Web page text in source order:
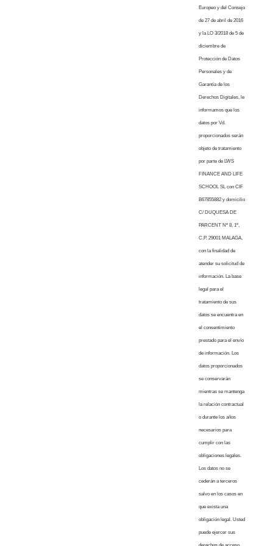
Europeo y del Consejo
de 27 de abril de 2016
y la LO 3/2018 de 5 de
diciembre de
Protección de Datos
Personales y de
Garantía de los
Derechos Digitales, le
informamos que los
datos por Vd.
proporcionados serán
objeto de tratamiento
por parte de LWS
FINANCE AND LIFE
SCHOOL SL con CIF
B67855882 y domicilio
C/ DUQUESA DE
PARCENT Nº 8, 1º,
C.P. 29001 MALAGA,
con la finalidad de
atender su solicitud de
información. La base
legal para el
tratamiento de sus
datos se encuentra en
el consentimiento
prestado para el envío
de información. Los
datos proporcionados
se conservarán
mientras se mantenga
la relación contractual
o durante los años
necesarios para
cumplir con las
obligaciones legales.
Los datos no se
cederán a terceros
salvo en los casos en
que exista una
obligación legal. Usted
puede ejercer sus